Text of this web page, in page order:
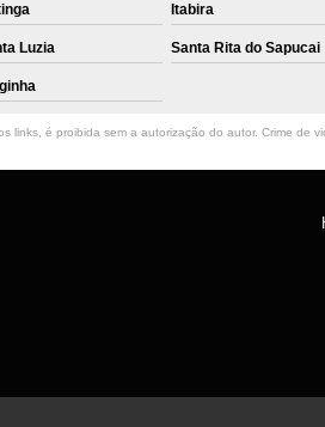
Itabira
Luzia Santa Rita do Sapucai
é proibida sem a autorização do autor. Crime de